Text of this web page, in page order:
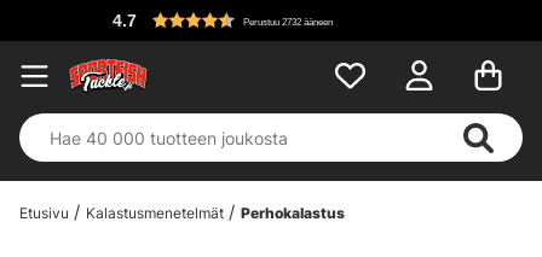
4.7 Perustuu 2732 ääneen
Etusivu Kalastusmenetelmät Perhokalastus